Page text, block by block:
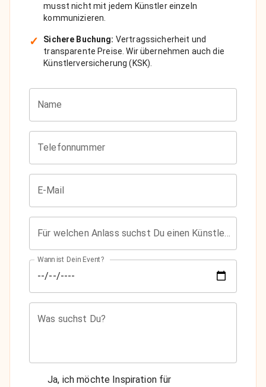
musst nicht mit jedem Künstler einzeln
kommunizieren.
✓ Sichere Buchung: Vertragssicherheit und
transparente Preise. Wir übernehmen auch die
Künstlerversicherung (KSK).
Name
Telefonnummer
E-Mail
Wann ist Dein Event?
Was suchst Du?
Ja, ich möchte Inspiration für